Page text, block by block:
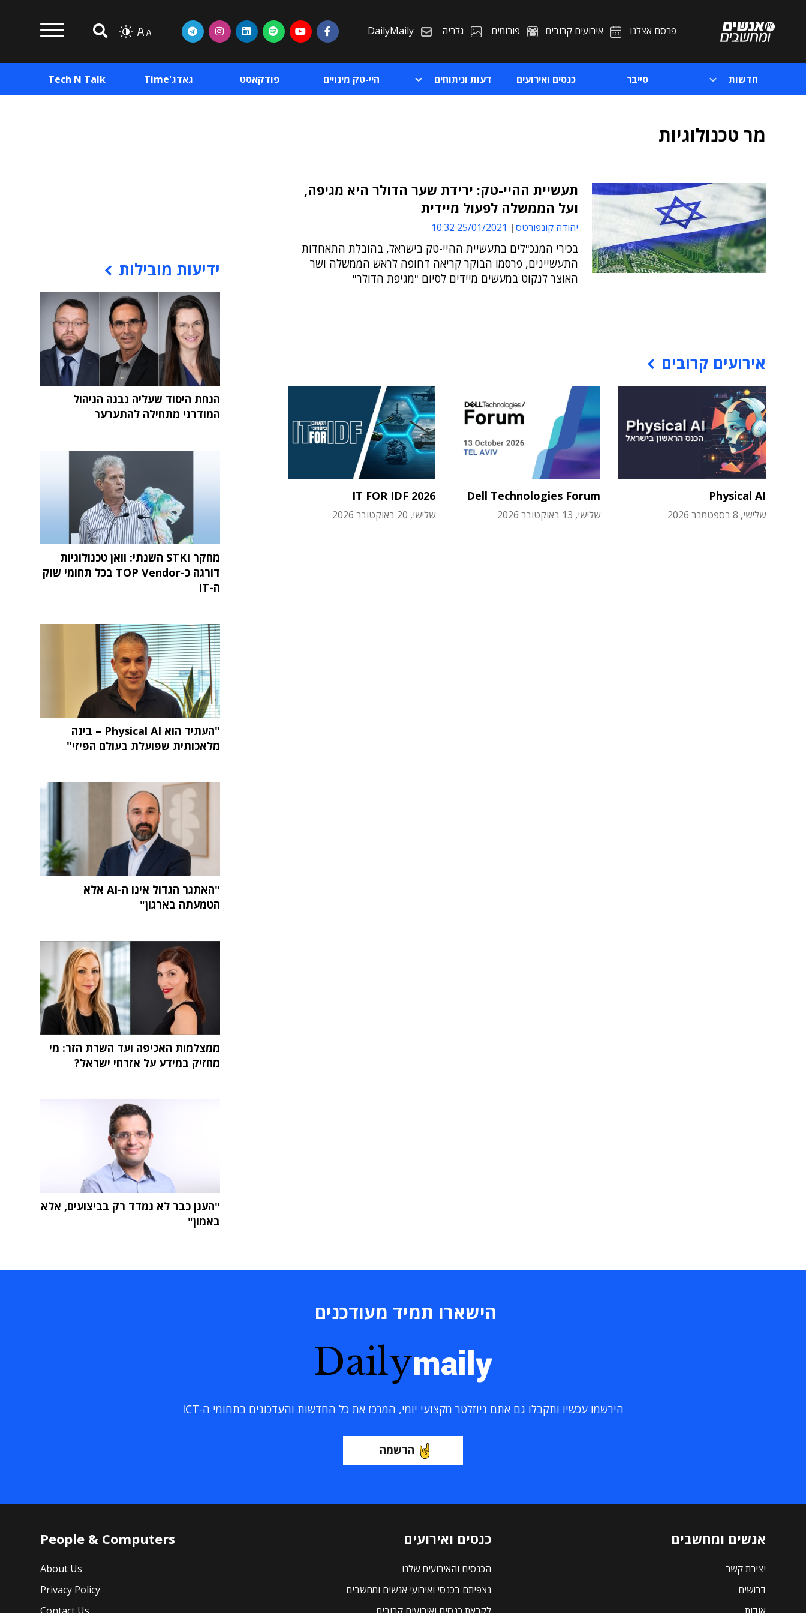
פרסם אצלנו אירועים קרובים פורומים גלריה DailyMaily
חדשות סייבר כנסים ואירועים דעות וניתוחים היי-טק מינויים פודקאסט גאדג'Time Tech N Talk
מר טכנולוגיות
תעשיית ההיי-טק: ירידת שער הדולר היא מגיפה,
ועל הממשלה לפעול מיידית
יהודה קונפורטס 25/01/2021 10:32
בכירי המנכ"לים בתעשיית ההיי-טק בישראל, בהובלת התאחדות
התעשיינים, פרסמו הבוקר קריאה דחופה לראש הממשלה ושר
האוצר לנקוט במעשים מיידים לסיום "מגיפת הדולר"
אירועים קרובים
Physical AI
שלישי, 8 בספטמבר 2026
Dell Technologies Forum
שלישי, 13 באוקטובר 2026
IT FOR IDF 2026
שלישי, 20 באוקטובר 2026
ידיעות מובילות
הנחת היסוד שעליה נבנה הניהול
המודרני מתחילה להתערער
מחקר STKI השנתי: וואן טכנולוגיות
דורגה כ-TOP Vendor בכל תחומי שוק
ה-IT
"העתיד הוא Physical AI – בינה
מלאכותית שפועלת בעולם הפיזי"
"האתגר הגדול אינו ה-AI אלא
הטמעתה בארגון"
ממצלמות האכיפה ועד השרת הזר: מי
מחזיק במידע על אזרחי ישראל?
"הענן כבר לא נמדד רק בביצועים, אלא
באמון"
הישארו תמיד מעודכנים
Dailymaily
הירשמו עכשיו ותקבלו גם אתם ניוזלטר מקצועי יומי, המרכז את כל החדשות והעדכונים בתחומי ה-ICT
הרשמה
אנשים ומחשבים
יצירת קשר
דרושים
כנסים ואירועים
הכנסים והאירועים שלנו
נצפיתם בכנסי ואירועי אנשים ומחשבים
People & Computers
About Us
Privacy Policy